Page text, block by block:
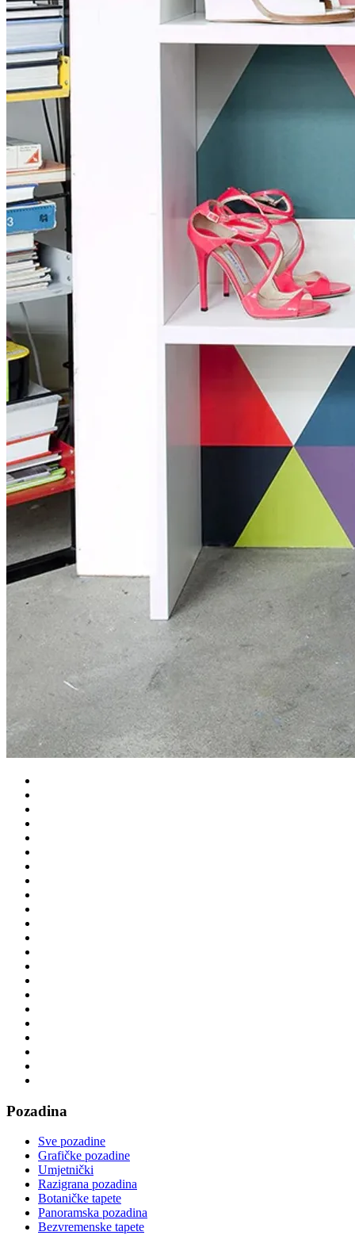
Pozadina
Sve pozadine
Grafičke pozadine
Umjetnički
Razigrana pozadina
Botaničke tapete
Panoramska pozadina
Bezvremenske tapete